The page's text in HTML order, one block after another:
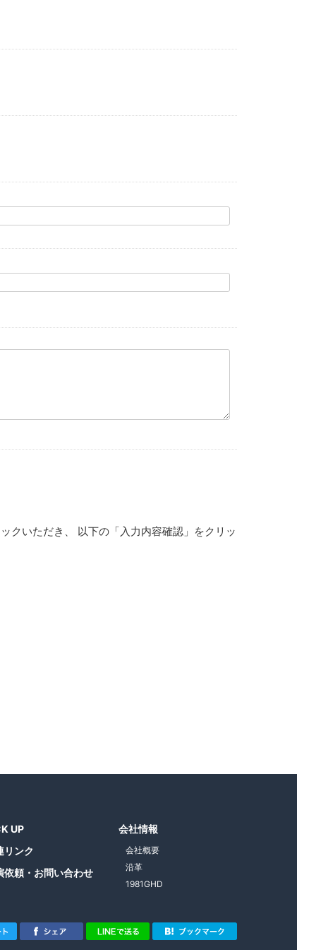
クいただき、 以下の「入力内容確認」をクリッ
UP
リンク
依頼・お問い合わせ
会社情報
会社概要
沿革
1981GHD